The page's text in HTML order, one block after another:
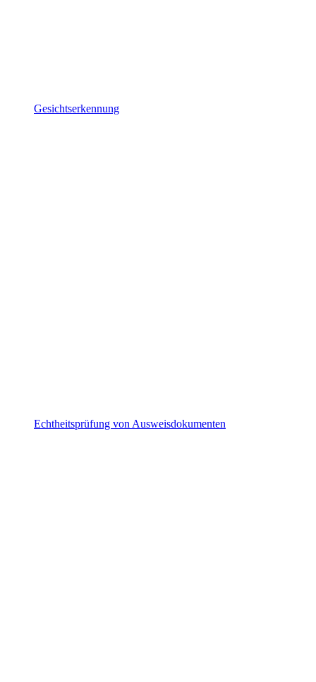
Gesichtserkennung
Echtheitsprüfung von Ausweisdokumenten